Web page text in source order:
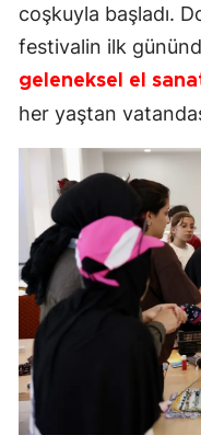
coşkuyla başladı.
festivalin ilk
geleneksel el
her yaştan